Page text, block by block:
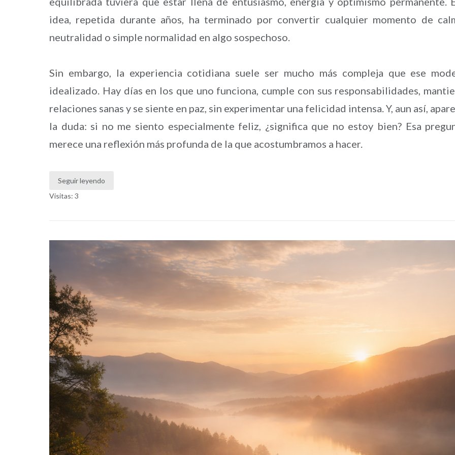
idea, repetida durante años, ha terminado por convertir cualquier momento de
neutralidad o simple normalidad en algo sospechoso.
Sin embargo, la experiencia cotidiana suele ser mucho más compleja que ese
idealizado. Hay días en los que uno funciona, cumple con sus responsabilidades,
relaciones sanas y se siente en paz, sin experimentar una felicidad intensa. Y, aun así,
la duda: si no me siento especialmente feliz, ¿significa que no estoy bien? Esa
merece una reflexión más profunda de la que acostumbramos a hacer.
Seguir leyendo
Visitas: 3